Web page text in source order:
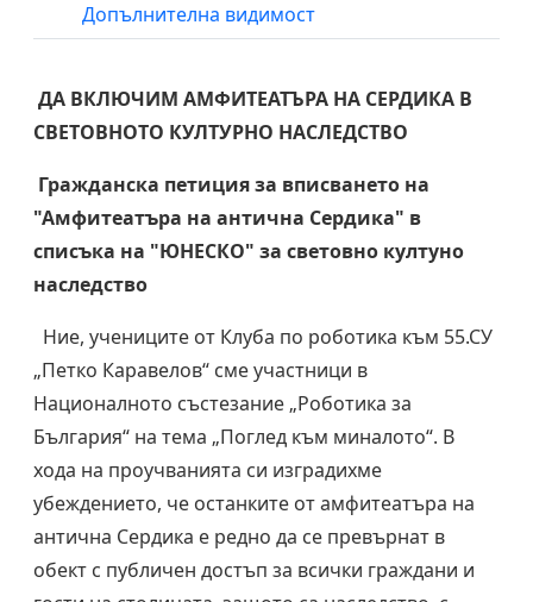
Допълнителна видимост
ДА ВКЛЮЧИМ АМФИТЕАТЪРА НА СЕРДИКА В
СВЕТОВНОТО КУЛТУРНО НАСЛЕДСТВО
Гражданска петиция за вписването на
"Амфитеатъра на антична Сердика" в
списъка на "ЮНЕСКО" за световно култуно
наследство
Ние, учениците от Клуба по роботика към 55.СУ
„Петко Каравелов“ сме участници в
Националното състезание „Роботика за
България“ на тема „Поглед към миналото“. В
хода на проучванията си изградихме
убеждението, че останките от амфитеатъра на
антична Сердика е редно да се превърнат в
обект с публичен достъп за всички граждани и